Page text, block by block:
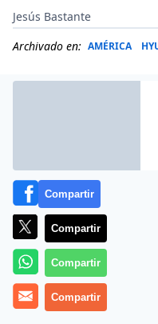
Jesús Bastante
Archivado en: AMÉRICA
Jesús Bastante).-
Compartir
Compartir
Compartir
Compartir